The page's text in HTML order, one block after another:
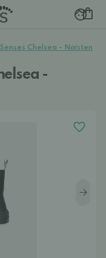
Chelsea - Naisten
-